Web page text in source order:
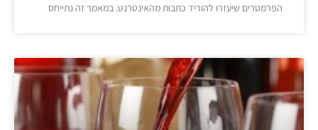
הפרמטרים שיעזרו להוריד כתבות מהאינטרנט. במאמר זה נתייחס